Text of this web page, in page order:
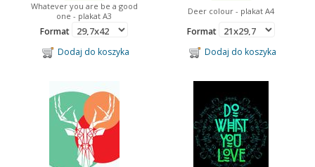
Whatever you are be a good
one - plakat A3
Format
Dodaj do koszyka
Deer colour - plakat A4
Format
Dodaj do koszyka